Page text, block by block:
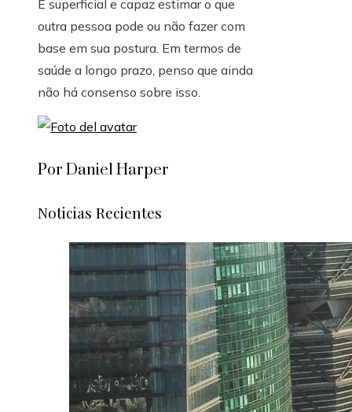
É superficial e capaz estimar o que
outra pessoa pode ou não fazer com
base em sua postura. Em termos de
saúde a longo prazo, penso que ainda
não há consenso sobre isso.
Por Daniel Harper
Noticias Recientes